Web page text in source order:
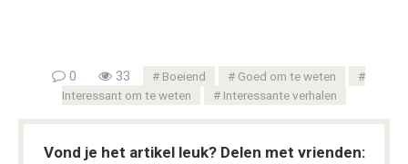
0 33 Boeiend
Goed om te weten
Interessant om te weten
Interessante verhalen
Vond je het artikel leuk? Delen met vrienden: